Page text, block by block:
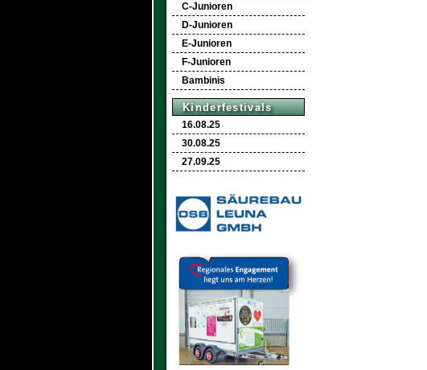
C-Junioren
D-Junioren
E-Junioren
F-Junioren
Bambinis
Kinderfestivals
16.08.25
30.08.25
27.09.25